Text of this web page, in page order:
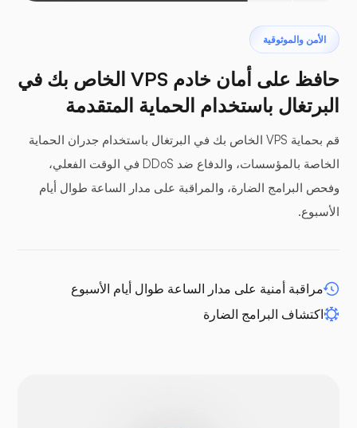
البتروداكتيل
ألواح عازلة
الأمن والموثوقية
حافظ على أمان خادم VPS الخاص بك في
البرتغال باستخدام الحماية المتقدمة
قم بحماية VPS الخاص بك في البرتغال باستخدام جدران الحماية
الخاصة بالمؤسسات، والدفاع ضد DDoS في الوقت الفعلي،
وفحص البرامج الضارة، والمراقبة على مدار الساعة طوال أيام
الأسبوع.
مراقبة أمنية على مدار الساعة طوال أيام الأسبوع
اكتشاف البرامج الضارة